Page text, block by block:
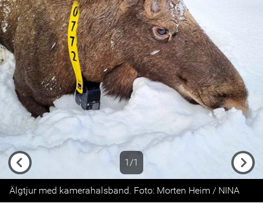
1/1
Previous
Älgtjur med kamerahalsband. Foto: Morten Heim / NINA